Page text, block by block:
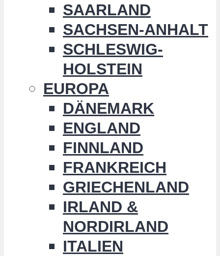
SAARLAND
SACHSEN-ANHALT
SCHLESWIG-
HOLSTEIN
EUROPA
DÄNEMARK
ENGLAND
FINNLAND
FRANKREICH
GRIECHENLAND
IRLAND &
NORDIRLAND
ITALIEN